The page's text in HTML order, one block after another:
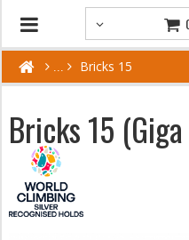
Bricks 15
Bricks 15